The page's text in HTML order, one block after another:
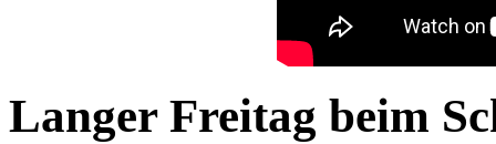
Langer Freitag beim